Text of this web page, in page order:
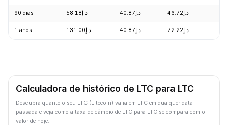
90 dias د.إ58.18 د.إ40.87 د.إ46.72
1 anos د.إ131.00 د.إ40.87 د.إ72.22 -
Calculadora de histórico de LTC para LTC
Descubra quanto o seu LTC (Litecoin) valia em LTC em qualquer data
passada e veja como a taxa de câmbio de LTC para LTC se compara com o
valor de hoje.